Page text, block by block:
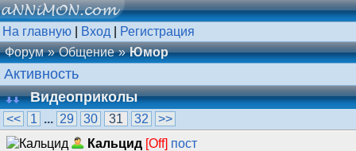
На главную Вход
Регистрация
Форум
Общение Юмор
Активность
Видеоприколы
<< 1 ... 29 30 31 32
>>
Кальцид [Off] пост